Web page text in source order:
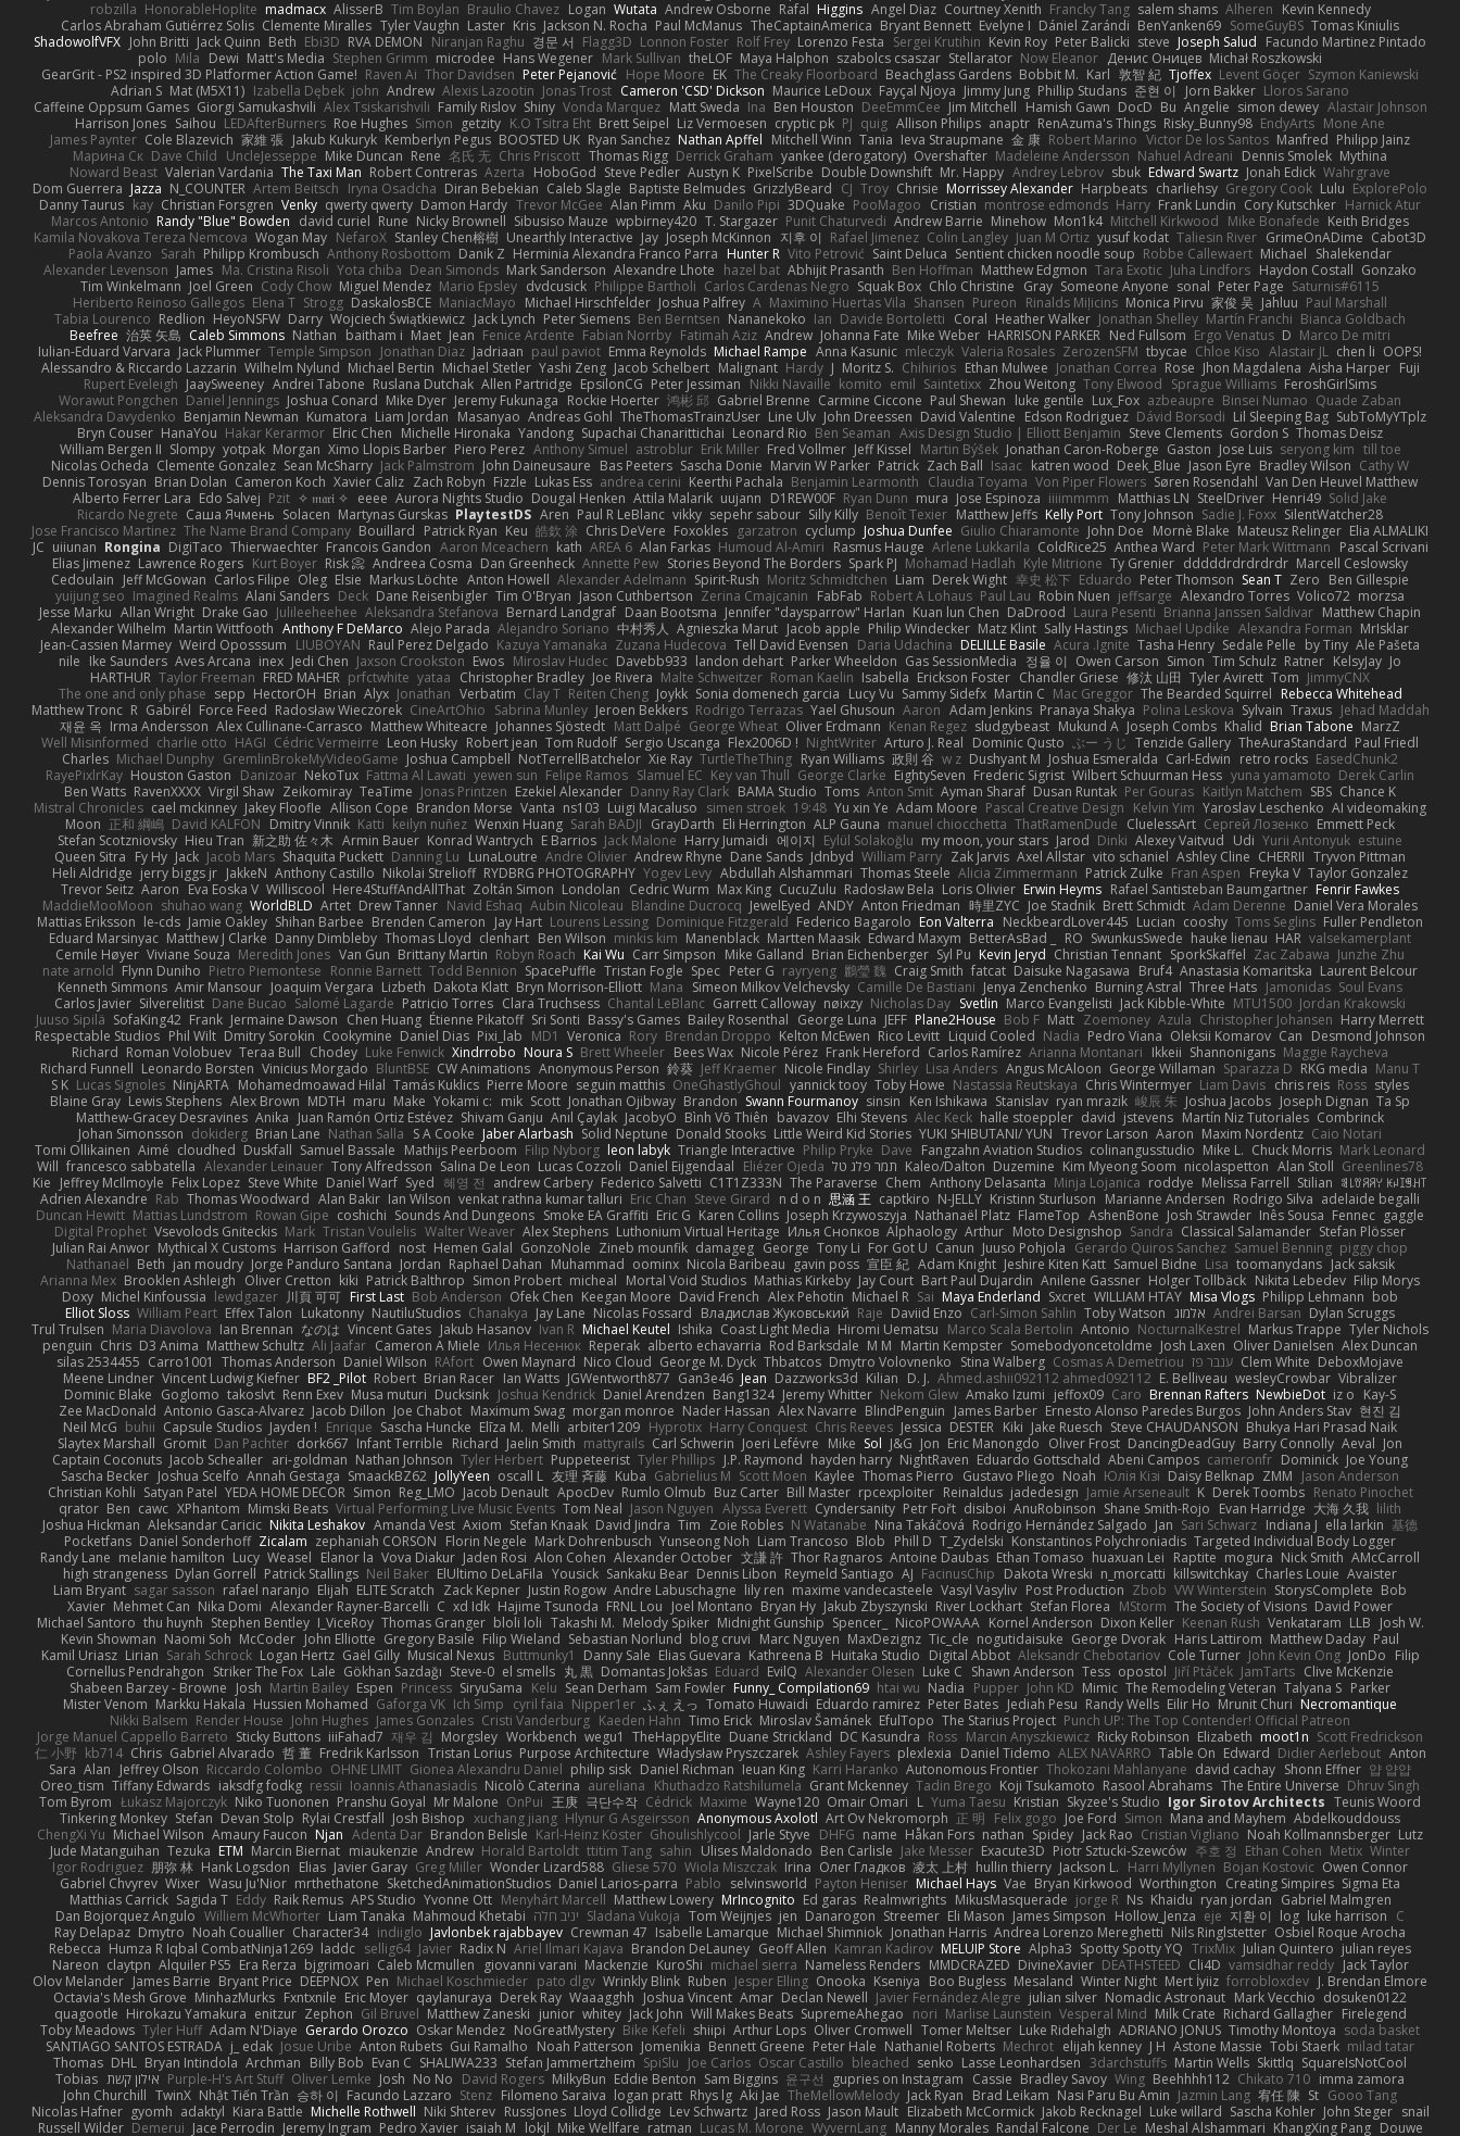
robzilla HonorableHoplite madmacx AlisserB Tim Boylan Braulio Chavez Logan Wutata Andrew Osborne Rafal Higgins Angel Diaz Courtney Xenith Francky Tang salem shams Alheren Kevin Kennedy
Carlos Abraham Gutiérrez Solis Clemente Miralles Tyler Vaughn Laster Kris Jackson N. Rocha Paul McManus TheCaptainAmerica Bryant Bennett Evelyne I Dániel Zarándi BenYanken69 SomeGuyBS Tomas Kiniulis
ShadowolfVFX John Britti Jack Quinn Beth Ebi3D RVA DEMON Niranjan Raghu 경문 서 Flagg3D Lonnon Foster Rolf Frey Lorenzo Festa Sergei Krutihin Kevin Roy Peter Balicki steve Joseph Salud Facundo Martinez Pintado
polo Mila Dewi Matt's Media Stephen Grimm microdee Hans Wegener Mark Sullivan theLOF Maya Halphon szabolcs csaszar Stellarator Now Eleanor Денис Оницев Michał Roszkowski
GearGrit - PS2 inspired 3D Platformer Action Game! Raven Ai Thor Davidsen Peter Pejanović Hope Moore EK The Creaky Floorboard Beachglass Gardens Bobbit M. Karl 敦智 紀 Tjoffex Levent Göçer Szymon Kaniewski
Adrian S Mat (M5X11) Izabella Dębek john Andrew Alexis Lazootin Jonas Trost Cameron 'CSD' Dickson Maurice LeDoux Fayçal Njoya Jimmy Jung Phillip Studans 준현 이 Jorn Bakker Lloros Sarano
Caffeine Oppsum Games Giorgi Samukashvili Alex Tsiskarishvili Family Rislov Shiny Vonda Marquez Matt Sweda Ina Ben Houston DeeEmmCee Jim Mitchell Hamish Gawn DocD Bu Angelie simon dewey Alastair Johnson
Harrison Jones Saihou LEDAfterBurners Roe Hughes Simon getzity K.O Tsitra Eht Brett Seipel Liz Vermoesen cryptic pk PJ quig Allison Philips anaptr RenAzuma's Things Risky_Bunny98 EndyArts Mone Ane
James Paynter Cole Blazevich 家維 張 Jakub Kukuryk Kemberlyn Pegus BOOSTED UK Ryan Sanchez Nathan Apffel Mitchell Winn Tania Ieva Straupmane 金 康 Robert Marino Victor De los Santos Manfred Philipp Jainz
Марина Ск Dave Child UncleJesseppe Mike Duncan Rene 名氏 无 Chris Priscott Thomas Rigg Derrick Graham yankee (derogatory) Overshafter Madeleine Andersson Nahuel Adreani Dennis Smolek Mythina
Noward Beast Valerian Vardania The Taxi Man Robert Contreras Azerta HoboGod Steve Pedler Austyn K PixelScribe Double Downshift Mr. Happy Andrey Lebrov sbuk Edward Swartz Jonah Edick Wahrgrave
Dom Guerrera Jazza N_COUNTER Artem Beitsch Iryna Osadcha Diran Bebekian Caleb Slagle Baptiste Belmudes GrizzlyBeard CJ Troy Chrisie Morrissey Alexander Harpbeats charliehsy Gregory Cook Lulu ExplorePolo
Danny Taurus kay Christian Forsgren Venky qwerty qwerty Damon Hardy Trevor McGee Alan Pimm Aku Danilo Pipi 3DQuake PooMagoo Cristian montrose edmonds Harry Frank Lundin Cory Kutschker Harnick Atur
Marcos Antonio Randy "Blue" Bowden david curiel Rune Nicky Brownell Sibusiso Mauze wpbirney420 T. Stargazer Punit Chaturvedi Andrew Barrie Minehow Mon1k4 Mitchell Kirkwood Mike Bonafede Keith Bridges
Kamila Novakova Tereza Nemcova Wogan May NefaroX Stanley Chen榕樹 Unearthly Interactive Jay Joseph McKinnon 지후 이 Rafael Jimenez Colin Langley Juan M Ortiz yusuf kodat Taliesin River GrimeOnADime Cabot3D
Paola Avanzo Sarah Philipp Krombusch Anthony Rosbottom Danik Z Herminia Alexandra Franco Parra Hunter R Vito Petrović Saint Deluca Sentient chicken noodle soup Robbe Callewaert Michael Shalekendar
Alexander Levenson James Ma. Cristina Risoli Yota chiba Dean Simonds Mark Sanderson Alexandre Lhote hazel bat Abhijit Prasanth Ben Hoffman Matthew Edgmon Tara Exotic Juha Lindfors Haydon Costall Gonzako
Tim Winkelmann Joel Green Cody Chow Miguel Mendez Mario Epsley dvdcusick Philippe Bartholi Carlos Cardenas Negro Squak Box Chlo Christine Gray Someone Anyone sonal Peter Page Saturnis#6115
Heriberto Reinoso Gallegos Elena T Strogg DaskalosBCE ManiacMayo Michael Hirschfelder Joshua Palfrey A Maximino Huertas Vila Shansen Pureon Rinalds Miļicins Monica Pirvu 家俊 吴 Jahluu Paul Marshall
Tabia Lourenco Redlion HeyoNSFW Darry Wojciech Świątkiewicz Jack Lynch Peter Siemens Ben Berntsen Nananekoko Ian Davide Bortoletti Coral Heather Walker Jonathan Shelley Martín Franchi Bianca Goldbach
Beefree 治英 矢島 Caleb Simmons Nathan baitham i Maet Jean Fenice Ardente Fabian Norrby Fatimah Aziz Andrew Johanna Fate Mike Weber HARRISON PARKER Ned Fullsom Ergo Venatus D Marco De mitri
Iulian-Eduard Varvara Jack Plummer Temple Simpson Jonathan Diaz Jadriaan paul paviot Emma Reynolds Michael Rampe Anna Kasunic mleczyk Valeria Rosales ZerozenSFM tbycae Chloe Kiso Alastair JL chen li OOPS!
Alessandro & Riccardo Lazzarin Wilhelm Nylund Michael Bertin Michael Stetler Yashi Zeng Jacob Schelbert Malignant Hardy J Moritz S. Chihirios Ethan Mulwee Jonathan Correa Rose Jhon Magdalena Aisha Harper Fuji
Rupert Eveleigh JaaySweeney Andrei Tabone Ruslana Dutchak Allen Partridge EpsilonCG Peter Jessiman Nikki Navaille komito emil Saintetixx Zhou Weitong Tony Elwood Sprague Williams FeroshGirlSims
Worawut Pongchen Daniel Jennings Joshua Conard Mike Dyer Jeremy Fukunaga Rockie Hoerter 鸿彬 邱 Gabriel Brenne Carmine Ciccone Paul Shewan luke gentile Lux_Fox azbeaupre Binsei Numao Quade Zaban
Aleksandra Davydenko Benjamin Newman Kumatora Liam Jordan Masanyao Andreas Gohl TheThomasTrainzUser Line Ulv John Dreessen David Valentine Edson Rodriguez Dávid Borsodi Lil Sleeping Bag SubToMyYTplz
Bryn Couser HanaYou Hakar Kerarmor Elric Chen Michelle Hironaka Yandong Supachai Chanarittichai Leonard Rio Ben Seaman Axis Design Studio | Elliott Benjamin Steve Clements Gordon S Thomas Deisz
William Bergen II Slompy yotpak Morgan Ximo Llopis Barber Piero Perez Anthony Simuel astroblur Erik Miller Fred Vollmer Jeff Kissel Martin Býšek Jonathan Caron-Roberge Gaston Jose Luis seryong kim till toe
Nicolas Ocheda Clemente Gonzalez Sean McSharry Jack Palmstrom John Daineusaure Bas Peeters Sascha Donie Marvin W Parker Patrick Zach Ball Isaac katren wood Deek_Blue Jason Eyre Bradley Wilson Cathy W
Dennis Torosyan Brian Dolan Cameron Koch Xavier Caliz Zach Robyn Fizzle Lukas Ess andrea cerini Keerthi Pachala Benjamin Learmonth Claudia Toyama Von Piper Flowers Søren Rosendahl Van Den Heuvel Matthew
Alberto Ferrer Lara Edo Salvej Pzit ✧ 𝔪𝔞𝔯𝔦 ✧ eeee Aurora Nights Studio Dougal Henken Attila Malarik uujann D1REW00F Ryan Dunn mura Jose Espinoza iiiimmmm Matthias LN SteelDriver Henri49 Solid Jake
Ricardo Negrete Саша Ячмень Solacen Martynas Gurskas PlaytestDS Aren Paul R LeBlanc vikky sepehr sabour Silly Killy Benoît Texier Matthew Jeffs Kelly Port Tony Johnson Sadie J. Foxx SilentWatcher28
Jose Francisco Martinez The Name Brand Company Bouillard Patrick Ryan Keu 皓欽 涂 Chris DeVere Foxokles garzatron cyclump Joshua Dunfee Giulio Chiaramonte John Doe Mornè Blake Mateusz Relinger Elia ALMALIKI
JC uiiunan Rongina DigiTaco Thierwaechter Francois Gandon Aaron Mceachern kath AREA 6 Alan Farkas Humoud Al-Amiri Rasmus Hauge Arlene Lukkarila ColdRice25 Anthea Ward Peter Mark Wittmann Pascal Scrivani
Elias Jimenez Lawrence Rogers Kurt Boyer Risk 📀 Andreea Cosma Dan Greenheck Annette Pew Stories Beyond The Borders Spark PJ Mohamad Hadlah Kyle Mitrione Ty Grenier dddddrdrdrdrdr Marcell Ceslowsky
Cedoulain Jeff McGowan Carlos Filipe Oleg Elsie Markus Löchte Anton Howell Alexander Adelmann Spirit-Rush Moritz Schmidtchen Liam Derek Wight 幸史 松下 Eduardo Peter Thomson Sean T Zero Ben Gillespie
yuijung seo Imagined Realms Alani Sanders Deck Dane Reisenbigler Tim O'Bryan Jason Cuthbertson Zerina Cmajcanin FabFab Robert A Lohaus Paul Lau Robin Nuen jeffsarge Alexandro Torres Volico72 morzsa
Jesse Marku Allan Wright Drake Gao Julileeheehee Aleksandra Stefanova Bernard Landgraf Daan Bootsma Jennifer "daysparrow" Harlan Kuan lun Chen DaDrood Laura Pesenti Brianna Janssen Saldivar Matthew Chapin
Alexander Wilhelm Martin Wittfooth Anthony F DeMarco Alejo Parada Alejandro Soriano 中村秀人 Agnieszka Marut Jacob apple Philip Windecker Matz Klint Sally Hastings Michael Updike Alexandra Forman MrIsklar
Jean-Cassien Marmey Weird Oposssum LIUBOYAN Raul Perez Delgado Kazuya Yamanaka Zuzana Hudecova Tell David Evensen Daria Udachina DELILLE Basile Acura .Ignite Tasha Henry Sedale Pelle by Tiny Ale Pašeta
nile Ike Saunders Aves Arcana inex Jedi Chen Jaxson Crookston Ewos Miroslav Hudec Davebb933 landon dehart Parker Wheeldon Gas SessionMedia 정율 이 Owen Carson Simon Tim Schulz Ratner KelsyJay Jo
HARTHUR Taylor Freeman FRED MAHER prfctwhite yataa Christopher Bradley Joe Rivera Malte Schweitzer Roman Kaelin Isabella Erickson Foster Chandler Griese 修汰 山田 Tyler Avirett Tom JimmyCNX
The one and only phase sepp HectorOH Brian Alyx Jonathan Verbatim Clay T Reiten Cheng Joykk Sonia domenech garcia Lucy Vu Sammy Sidefx Martin C Mac Greggor The Bearded Squirrel Rebecca Whitehead
Matthew Tronc R Gabirél Force Feed Radosław Wieczorek CineArtOhio Sabrina Munley Jeroen Bekkers Rodrigo Terrazas Yael Ghusoun Aaron Adam Jenkins Pranaya Shakya Polina Leskova Sylvain Traxus Jehad Maddah
재윤 옥 Irma Andersson Alex Cullinane-Carrasco Matthew Whiteacre Johannes Sjöstedt Matt Dalpé George Wheat Oliver Erdmann Kenan Regez sludgybeast Mukund A Joseph Combs Khalid Brian Tabone MarzZ
Well Misinformed charlie otto HAGI Cédric Vermeirre Leon Husky Robert jean Tom Rudolf Sergio Uscanga Flex2006D ! NightWriter Arturo J. Real Dominic Qusto ぶー うじ Tenzide Gallery TheAuraStandard Paul Friedl
Charles Michael Dunphy GremlinBrokeMyVideoGame Joshua Campbell NotTerrellBatchelor Xie Ray TurtleTheThing Ryan Williams 政則 谷 w z Dushyant M Joshua Esmeralda Carl-Edwin retro rocks EasedChunk2
RayePixlrKay Houston Gaston Danizoar NekoTux Fattma Al Lawati yewen sun Felipe Ramos Slamuel EC Key van Thull George Clarke EightySeven Frederic Sigrist Wilbert Schuurman Hess yuna yamamoto Derek Carlin
Ben Watts RavenXXXX Virgil Shaw Zeikomiray TeaTime Jonas Printzen Ezekiel Alexander Danny Ray Clark BAMA Studio Toms Anton Smit Ayman Sharaf Dusan Runtak Per Gouras Kaitlyn Matchem SBS Chance K
Mistral Chronicles cael mckinney Jakey Floofle Allison Cope Brandon Morse Vanta ns103 Luigi Macaluso simen stroek 19:48 Yu xin Ye Adam Moore Pascal Creative Design Kelvin Yim Yaroslav Leschenko AI videomaking
Moon 正和 綱嶋 David KALFON Dmitry Vinnik Katti keilyn nuñez Wenxin Huang Sarah BADJI GrayDarth Eli Herrington ALP Gauna manuel chiocchetta ThatRamenDude CluelessArt Cергей Лозенко Emmett Peck
Stefan Scotzniovsky Hieu Tran 新之助 佐々木 Armin Bauer Konrad Wantrych E Barrios Jack Malone Harry Jumaidi 에이지 Eylül Solakoğlu my moon, your stars Jarod Dinki Alexey Vaitvud Udi Yurii Antonyuk estuine
Queen Sitra Fy Hy Jack Jacob Mars Shaquita Puckett Danning Lu LunaLoutre Andre Olivier Andrew Rhyne Dane Sands Jdnbyd William Parry Zak Jarvis Axel Allstar vito schaniel Ashley Cline CHERRII Tryvon Pittman
Heli Aldridge jerry biggs jr JakkeN Anthony Castillo Nikolai Strelioff RYDBRG PHOTOGRAPHY Yogev Levy Abdullah Alshammari Thomas Steele Alicia Zimmermann Patrick Zulke Fran Aspen Freyka V Taylor Gonzalez
Trevor Seitz Aaron Eva Eoska V Williscool Here4StuffAndAllThat Zoltán Simon Londolan Cedric Wurm Max King CucuZulu Radosław Bela Loris Olivier Erwin Heyms Rafael Santisteban Baumgartner Fenrir Fawkes
MaddieMooMoon shuhao wang WorldBLD Artet Drew Tanner Navid Eshaq Aubin Nicoleau Blandine Ducrocq JewelEyed ANDY Anton Friedman 時里ZYC Joe Stadnik Brett Schmidt Adam Derenne Daniel Vera Morales
Mattias Eriksson le-cds Jamie Oakley Shihan Barbee Brenden Cameron Jay Hart Lourens Lessing Dominique Fitzgerald Federico Bagarolo Eon Valterra NeckbeardLover445 Lucian cooshy Toms Seglins Fuller Pendleton
Eduard Marsinyac Matthew J Clarke Danny Dimbleby Thomas Lloyd clenhart Ben Wilson minkis kim Manenblack Martten Maasik Edward Maxym BetterAsBad _ RO SwunkusSwede hauke lienau HAR valsekamerplant
Cemile Høyer Viviane Souza Meredith Jones Van Gun Brittany Martin Robyn Roach Kai Wu Carr Simpson Mike Galland Brian Eichenberger Syl Pu Kevin Jeryd Christian Tennant SporkSkaffel Zac Zabawa Junzhe Zhu
nate arnold Flynn Duniho Pietro Piemontese Ronnie Barnett Todd Bennion SpacePuffle Tristan Fogle Spec Peter G rayryeng 鸝瑩 魏 Craig Smith fatcat Daisuke Nagasawa Bruf4 Anastasia Komaritska Laurent Belcour
Kenneth Simmons Amir Mansour Joaquim Vergara Lizbeth Dakota Klatt Bryn Morrison-Elliott Mana Simeon Milkov Velchevsky Camille De Bastiani Jenya Zenchenko Burning Astral Three Hats Jamonidas Soul Evans
Carlos Javier Silverelitist Dane Bucao Salomé Lagarde Patricio Torres Clara Truchsess Chantal LeBlanc Garrett Calloway nøixzy Nicholas Day Svetlin Marco Evangelisti Jack Kibble-White MTU1500 Jordan Krakowski
Juuso Sipilä SofaKing42 Frank Jermaine Dawson Chen Huang Étienne Pikatoff Sri Sonti Bassy's Games Bailey Rosenthal George Luna JEFF Plane2House Bob F Matt Zoemoney Azula Christopher Johansen Harry Merrett
Respectable Studios Phil Wilt Dmitry Sorokin Cookymine Daniel Dias Pixi_lab MD1 Veronica Rory Brendan Droppo Kelton McEwen Rico Levitt Liquid Cooled Nadia Pedro Viana Oleksii Komarov Can Desmond Johnson
Richard Roman Volobuev Teraa Bull Chodey Luke Fenwick Xindrrobo Noura S Brett Wheeler Bees Wax Nicole Pérez Frank Hereford Carlos Ramírez Arianna Montanari Ikkeii Shannonigans Maggie Raycheva
Richard Funnell Leonardo Borsten Vinicius Morgado BluntBSE CW Animations Anonymous Person 鈴葵 Jeff Kraemer Nicole Findlay Shirley Lisa Anders Angus McAloon George Willaman Sparazza D RKG media Manu T
S K Lucas Signoles NinjARTA Mohamedmoawad Hilal Tamás Kuklics Pierre Moore seguin matthis OneGhastlyGhoul yannick tooy Toby Howe Nastassia Reutskaya Chris Wintermyer Liam Davis chris reis Ross styles
Blaine Gray Lewis Stephens Alex Brown MDTH maru Make Yokami c: mik Scott Jonathan Ojibway Brandon Swann Fourmanoy sinsin Ken Ishikawa Stanislav ryan mrazik 峻辰 朱 Joshua Jacobs Joseph Dignan Ta Sp
Matthew-Gracey Desravines Anika Juan Ramón Ortiz Estévez Shivam Ganju Anıl Çaylak JacobyO Bình Võ Thiên bavazov Elhi Stevens Alec Keck halle stoeppler david jstevens Martín Niz Tutoriales Combrinck
Johan Simonsson dokiderg Brian Lane Nathan Salla S A Cooke Jaber Alarbash Solid Neptune Donald Stooks Little Weird Kid Stories YUKI SHIBUTANI/ YUN Trevor Larson Aaron Maxim Nordentz Caio Notari
Tomi Ollikainen Aimé cloudhed Duskfall Samuel Bassale Mathijs Peerboom Filip Nyborg leon labyk Triangle Interactive Philip Pryke Dave Fangzahn Aviation Studios colinangusstudio Mike L. Chuck Morris Mark Leonard
Will francesco sabbatella Alexander Leinauer Tony Alfredsson Salina De Leon Lucas Cozzoli Daniel Eijgendaal Eliézer Ojeda תמר פלג טל Kaleo/Dalton Duzemine Kim Myeong Soom nicolaspetton Alan Stoll Greenlines78
Kie Jeffrey McIlmoyle Felix Lopez Steve White Daniel Warf Syed 혜영 전 andrew Carbery Federico Salvetti C1T1Z333N The Paraverse Chem Anthony Delasanta Minja Lojanica roddye Melissa Farrell Stilian ꌃ꒒ꀎꋪꋪꌩ ꀘꈤꀤꁅꃅ꓄
Adrien Alexandre Rab Thomas Woodward Alan Bakir Ian Wilson venkat rathna kumar talluri Eric Chan Steve Girard n d o n 思涵 王 captkiro N-JELLY Kristinn Sturluson Marianne Andersen Rodrigo Silva adelaide begalli
Duncan Hewitt Mattias Lundstrom Rowan Gipe coshichi Sounds And Dungeons Smoke EA Graffiti Eric G Karen Collins Joseph Krzywoszyja Nathanaël Platz FlameTop AshenBone Josh Strawder Inês Sousa Fennec gaggle
Digital Prophet Vsevolods Gniteckis Mark Tristan Voulelis Walter Weaver Alex Stephens Luthonium Virtual Heritage Илья Снопков Alphaology Arthur Moto Designshop Sandra Classical Salamander Stefan Plösser
Julian Rai Anwor Mythical X Customs Harrison Gafford nost Hemen Galal GonzoNole Zineb mounfik damageg George Tony Li For Got U Canun Juuso Pohjola Gerardo Quiros Sanchez Samuel Benning piggy chop
Nathanaël Beth jan moudry Jorge Panduro Santana Jordan Raphael Dahan Muhammad oominx Nicola Baribeau gavin poss 宣臣 紀 Adam Knight Jeshire Kiten Katt Samuel Bidne Lisa toomanydans Jack saksik
Arianna Mex Brooklen Ashleigh Oliver Cretton kiki Patrick Balthrop Simon Probert micheal Mortal Void Studios Mathias Kirkeby Jay Court Bart Paul Dujardin Anilene Gassner Holger Tollbäck Nikita Lebedev Filip Morys
Doxy Michel Kinfoussia lewdgazer 川頁 可可 First Last Bob Anderson Ofek Chen Keegan Moore David French Alex Pehotin Michael R Sai Maya Enderland Sxcret WILLIAM HTAY Misa Vlogs Philipp Lehmann bob
Elliot Sloss William Peart Effex Talon Lukatonny NautiluStudios Chanakya Jay Lane Nicolas Fossard Владислав Жуковський Raje Daviid Enzo Carl-Simon Sahlin Toby Watson אלמוג Andrei Barsan Dylan Scruggs
Trul Trulsen Maria Diavolova Ian Brennan なのは Vincent Gates Jakub Hasanov Ivan R Michael Keutel Ishika Coast Light Media Hiromi Uematsu Marco Scala Bertolin Antonio NocturnalKestrel Markus Trappe Tyler Nichols
penguin Chris D3 Anima Matthew Schultz Ali Jaafar Cameron A Miele Илья Несенюк Reperak alberto echavarria Rod Barksdale M M Martin Kempster Somebodyoncetoldme Josh Laxen Oliver Danielsen Alex Duncan
silas 2534455 Carro1001 Thomas Anderson Daniel Wilson RAfort Owen Maynard Nico Cloud George M. Dyck Thbatcos Dmytro Volovnenko Stina Walberg Cosmas A Demetriou ענבר פז Clem White DeboxMojave
Meene Lindner Vincent Ludwig Kiefner BF2 _Pilot Robert Brian Racer Ian Watts JGWentworth877 Gan3e46 Jean Dazzworks3d Kilian D. J. Ahmed.ashii092112 ahmed092112 E. Belliveau wesleyCrowbar Vibralizer
Dominic Blake Goglomo takoslvt Renn Exev Musa muturi Ducksink Joshua Kendrick Daniel Arendzen Bang1324 Jeremy Whitter Nekom Glew Amako Izumi jeffox09 Caro Brennan Rafters NewbieDot iz o Kay-S
Zee MacDonald Antonio Gasca-Alvarez Jacob Dillon Joe Chabot Maximum Swag morgan monroe Nader Hassan Alex Navarre BlindPenguin James Barber Ernesto Alonso Paredes Burgos John Anders Stav 현진 김
Neil McG buhii Capsule Studios Jayden ! Enrique Sascha Huncke Elīza M. Melli arbiter1209 Hyprotix Harry Conquest Chris Reeves Jessica DESTER Kiki Jake Ruesch Steve CHAUDANSON Bhukya Hari Prasad Naik
Slaytex Marshall Gromit Dan Pachter dork667 Infant Terrible Richard Jaelin Smith mattyrails Carl Schwerin Joeri Lefévre Mike Sol J&G Jon Eric Manongdo Oliver Frost DancingDeadGuy Barry Connolly Aeval Jon
Captain Coconuts Jacob Schealler ari-goldman Nathan Johnson Tyler Herbert Puppeteerist Tyler Phillips J.P. Raymond hayden harry NightRaven Eduardo Gottschald Abeni Campos cameronfr Dominick Joe Young
Sascha Becker Joshua Scelfo Annah Gestaga SmaackBZ62 JollyYeen oscall L 友理 斉藤 Kuba Gabrielius M Scott Moen Kaylee Thomas Pierro Gustavo Pliego Noah Юлія Кізі Daisy Belknap ZMM Jason Anderson
Christian Kohli Satyan Patel YEDA HOME DECOR Simon Reg_LMO Jacob Denault ApocDev Rumlo Olmub Buz Carter Bill Master rpcexploiter Reinaldus jadedesign Jamie Arseneault K Derek Toombs Renato Pinochet
qrator Ben cawc XPhantom Mimski Beats Virtual Performing Live Music Events Tom Neal Jason Nguyen Alyssa Everett Cyndersanity Petr Fořt disiboi AnuRobinson Shane Smith-Rojo Evan Harridge 大海 久我 lilith
Joshua Hickman Aleksandar Caricic Nikita Leshakov Amanda Vest Axiom Stefan Knaak David Jindra Tim Zoie Robles N Watanabe Nina Takáčová Rodrigo Hernández Salgado Jan Sari Schwarz Indiana J ella larkin 基德
Pocketfans Daniel Sonderhoff Zicalam zephaniah CORSON Florin Negele Mark Dohrenbusch Yunseong Noh Liam Trancoso Blob Phill D T_Zydelski Konstantinos Polychroniadis Targeted Individual Body Logger
Randy Lane melanie hamilton Lucy Weasel Elanor la Vova Diakur Jaden Rosi Alon Cohen Alexander October 文謙 許 Thor Ragnaros Antoine Daubas Ethan Tomaso huaxuan Lei Raptite mogura Nick Smith AMcCarroll
high strangeness Dylan Gorrell Patrick Stallings Neil Baker ElUltimo DeLaFila Yousick Sankaku Bear Dennis Libon Reymeld Santiago AJ FacinusChip Dakota Wreski n_morcatti killswitchkay Charles Louie Avaister
Liam Bryant sagar sasson rafael naranjo Elijah ELITE Scratch Zack Kepner Justin Rogow Andre Labuschagne lily ren maxime vandecasteele Vasyl Vasyliv Post Production Zbob VW Winterstein StorysComplete Bob
Xavier Mehmet Can Nika Domi Alexander Rayner-Barcelli C xd Idk Hajime Tsunoda FRNL Lou Joel Montano Bryan Hy Jakub Zbyszynski River Lockhart Stefan Florea MStorm The Society of Visions David Power
Michael Santoro thu huynh Stephen Bentley I_ViceRoy Thomas Granger bloli loli Takashi M. Melody Spiker Midnight Gunship Spencer_ NicoPOWAAA Kornel Anderson Dixon Keller Keenan Rush Venkataram LLB Josh W.
Kevin Showman Naomi Soh McCoder John Elliotte Gregory Basile Filip Wieland Sebastian Norlund blog cruvi Marc Nguyen MaxDezignz Tic_cle nogutidaisuke George Dvorak Haris Lattirom Matthew Daday Paul
Kamil Uriasz Lirian Sarah Schrock Logan Hertz Gaël Gilly Musical Nexus Buttmunky1 Danny Sale Elias Guevara Kathreena B Huitaka Studio Digital Abbot Aleksandr Chebotariov Cole Turner John Kevin Ong JonDo Filip
Cornellus Pendrahgon Striker The Fox Lale Gökhan Sazdağı Steve-0 el smells 丸 黒 Domantas Jokšas Eduard EvilQ Alexander Olesen Luke C Shawn Anderson Tess opostol Jiří Ptáček JamTarts Clive McKenzie
Shabeen Barzey - Browne Josh Martin Bailey Espen Princess SiryuSama Kelu Sean Derham Sam Fowler Funny_ Compilation69 htai wu Nadia Pupper John KD Mimic The Remodeling Veteran Talyana S Parker
Mister Venom Markku Hakala Hussien Mohamed Gaforga VK Ich Simp cyril faia Nipper1er ふぇ えっ Tomato Huwaidi Eduardo ramirez Peter Bates Jediah Pesu Randy Wells Eilir Ho Mrunit Churi Necromantique
Nikki Balsem Render House John Hughes James Gonzales Cristi Vanderburg Kaeden Hahn Timo Erick Miroslav Šamánek EfulTopo The Starius Project Punch UP: The Top Contender! Official Patreon
Jorge Manuel Cappello Barreto Sticky Buttons iiiFahad7 재우 김 Morgsley Workbench wegu1 TheHappyElite Duane Strickland DC Kasundra Ross Marcin Anyszkiewicz Ricky Robinson Elizabeth moot1n Scott Fredrickson
仁 小野 kb714 Chris Gabriel Alvarado 哲 董 Fredrik Karlsson Tristan Lorius Purpose Architecture Władysław Pryszczarek Ashley Fayers plexlexia Daniel Tidemo ALEX NAVARRO Table On Edward Didier Aerlebout Anton
Sara Alan Jeffrey Olson Riccardo Colombo OHNE LIMIT Gionea Alexandru Daniel philip sisk Daniel Richman Ieuan King Karri Haranko Autonomous Frontier Thokozani Mahlanyane david cachay Shonn Effner 얍 얍얍
Oreo_tism Tiffany Edwards iaksdfg fodkg ressii Ioannis Athanasiadis Nicolò Caterina aureliana Khuthadzo Ratshilumela Grant Mckenney Tadin Brego Koji Tsukamoto Rasool Abrahams The Entire Universe Dhruv Singh
Tom Byrom Łukasz Majorczyk Niko Tuononen Pranshu Goyal Mr Malone OnPui 王庚 극단수작 Cédrick Maxime Wayne120 Omair Omari L Yuma Taesu Kristian Skyzee's Studio Igor Sirotov Architects Teunis Woord
Tinkering Monkey Stefan Devan Stolp Rylai Crestfall Josh Bishop xuchang jiang Hlynur G Asgeirsson Anonymous Axolotl Art Ov Nekromorph 正 明 Felix gogo Joe Ford Simon Mana and Mayhem Abdelkouddouss
ChengXi Yu Michael Wilson Amaury Faucon Njan Adenta Dar Brandon Belisle Karl-Heinz Köster Ghoulishlycool Jarle Styve DHFG name Håkan Fors nathan Spidey Jack Rao Cristian Vigliano Noah Kollmannsberger Lutz
Jude Matanguihan Tezuka ETM Marcin Biernat miaukenzie Andrew Horald Bartoldt ttitim Tang sahin Ulises Maldonado Ben Carlisle Jake Messer Exacute3D Piotr Sztucki-Szewców 주호 정 Ethan Cohen Metix Winter
Igor Rodriguez 朋弥 林 Hank Logsdon Elias Javier Garay Greg Miller Wonder Lizard588 Gliese 570 Wiola Miszczak Irina Олег Гладков 凌太 上村 hullin thierry Jackson L. Harri Myllynen Bojan Kostovic Owen Connor
Gabriel Chvyrev Wixer Wasu Ju'Nior mrthethatone SketchedAnimationStudios Daniel Larios-parra Pablo selvinsworld Payton Heniser Michael Hays Vae Bryan Kirkwood Worthington Creating Simpires Sigma Eta
Matthias Carrick Sagida T Eddy Raik Remus APS Studio Yvonne Ott Menyhárt Marcell Matthew Lowery MrIncognito Ed garas Realmwrights MikusMasquerade jorge R Ns Khaidu ryan jordan Gabriel Malmgren
Dan Bojorquez Angulo Williem McWhorter Liam Tanaka Mahmoud Khetabi יניב חלה Sladana Vukoja Tom Weijnjes jen Danarogon Streemer Eli Mason James Simpson Hollow_Jenza eje 지환 이 log luke harrison C
Ray Delapaz Dmytro Noah Couallier Character34 indiiglo Javlonbek rajabbayev Crewman 47 Isabelle Lamarque Michael Shimniok Jonathan Harris Andrea Lorenzo Mereghetti Nils Ringlstetter Osbiel Roque Arocha
Rebecca Humza R Iqbal CombatNinja1269 laddc sellig64 Javier Radix N Ariel Ilmari Kajava Brandon DeLauney Geoff Allen Kamran Kadirov MELUIP Store Alpha3 Spotty Spotty YQ TrixMix Julian Quintero julian reyes
Nareon claytpn Alquiler PS5 Era Rerza bjgrimoari Caleb Mcmullen giovanni varani Mackenzie KuroShi michael sierra Nameless Renders MMDCRAZED DivineXavier DEATHSTEED Cli4D vamsidhar reddy Jack Taylor
Olov Melander James Barrie Bryant Price DEEPNOX Pen Michael Koschmieder pato dlgv Wrinkly Blink Ruben Jesper Elling Onooka Kseniya Boo Bugless Mesaland Winter Night Mert İyiiz forrobloxdev J. Brendan Elmore
Octavia's Mesh Grove MinhazMurks Fxntxnile Eric Moyer qaylanuraya Derek Ray Waaagghh Joshua Vincent Amar Declan Newell Javier Fernández Alegre julian silver Nomadic Astronaut Mark Vecchio dosuken0122
quagootle Hirokazu Yamakura enitzur Zephon Gil Bruvel Matthew Zaneski junior whitey Jack John Will Makes Beats SupremeAhegao nori Marlise Launstein Vesperal Mind Milk Crate Richard Gallagher Firelegend
Toby Meadows Tyler Huff Adam N'Diaye Gerardo Orozco Oskar Mendez NoGreatMystery Bike Kefeli shiipi Arthur Lops Oliver Cromwell Tomer Meltser Luke Ridehalgh ADRIANO JONUS Timothy Montoya soda basket
SANTIAGO SANTOS ESTRADA j_ edak Josue Uribe Anton Rubets Gui Ramalho Noah Patterson Jomenikia Bennett Greene Peter Hale Nathaniel Roberts Mechrot elijah kenney J H Astone Massie Tobi Staerk milad tatar
Thomas DHL Bryan Intindola Archman Billy Bob Evan C SHALIWA233 Stefan Jammertzheim SpiSlu Joe Carlos Oscar Castillo bleached senko Lasse Leonhardsen 3darchstuffs Martin Wells Skittlq SquareIsNotCool
Tobias אילון קשת Purple-H's Art Stuff Oliver Lemke Josh No No David Rogers MilkyBun Eddie Benton Sam Biggins 윤구선 gupries on Instagram Cassie Bradley Savoy Wing Beehhhh112 Chikato 710 imma zamora
John Churchill TwinX Nhật Tiến Trần 승하 이 Facundo Lazzaro Stenz Filomeno Saraiva logan pratt Rhys lg Aki Jae TheMellowMelody Jack Ryan Brad Leikam Nasi Paru Bu Amin Jazmin Lang 宥任 陳 St Gooo Tang
Nicolas Hafner gyomh adaktyl Kiara Battle Michelle Rothwell Niki Shterev RussJones Lloyd Collidge Lev Schwartz Jared Ross Jason Mault Elizabeth McCormick Jakob Recknagel Luke willard Sascha Kohler John Steger snail
Russell Wilder Demerui Jace Perrodin Jeremy Ingram Pedro Xavier isaiah M lokjl Mike Wellfare ratman Lucas M. Morone WyvernLang Manny Morales Randal Falcone Der Le Meshal Alshammari KhangXing Pang Douwe